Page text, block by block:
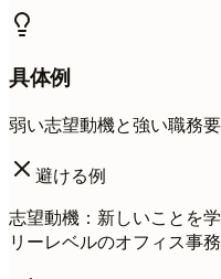
具体例
弱い志望動機と強い職務要
避ける例
志望動機：新しいことを
リーレベルのオフィス事